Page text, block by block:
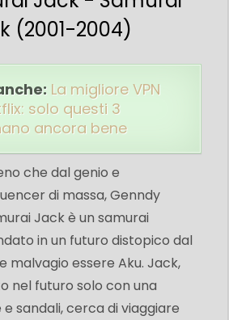
(2001-2004)
La migliore VPN
solo questi 3
ancora bene
che dal genio e
di massa, Genndy
Jack è un samurai
in un futuro distopico dal
malvagio essere Aku. Jack,
nel futuro solo con una
sandali, cerca di viaggiare